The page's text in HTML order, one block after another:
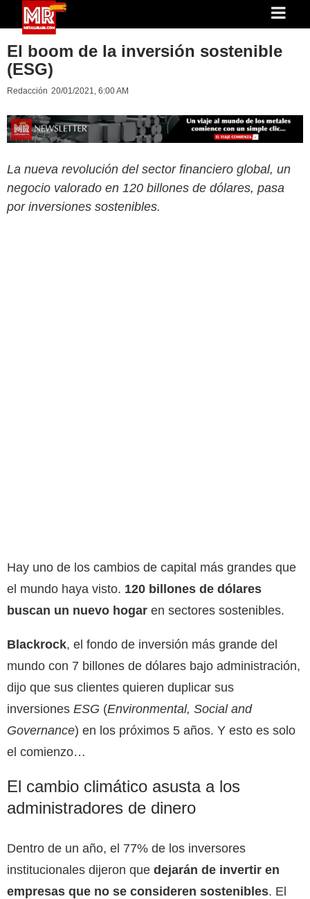
El boom de la inversión sostenible
(ESG)
Redacción 20/01/2021, 6:00 AM
La nueva revolución del sector financiero global, un
negocio valorado en 120 billones de dólares, pasa
por inversiones sostenibles.
Hay uno de los cambios de capital más grandes que
el mundo haya visto. 120 billones de dólares
buscan un nuevo hogar en sectores sostenibles.
Blackrock, el fondo de inversión más grande del
mundo con 7 billones de dólares bajo administración,
dijo que sus clientes quieren duplicar sus
inversiones ESG (Environmental, Social and
Governance) en los próximos 5 años. Y esto es solo
el comienzo…
El cambio climático asusta a los
administradores de dinero
Dentro de un año, el 77% de los inversores
institucionales dijeron que dejarán de invertir en
empresas que no se consideren sostenibles. El